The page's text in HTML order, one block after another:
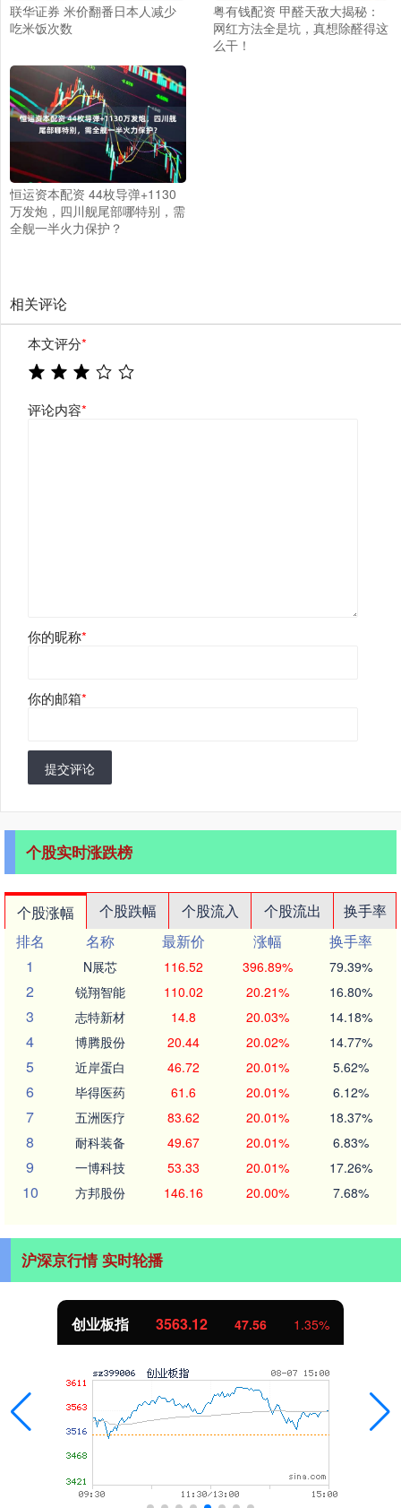
联华证券 米价翻番日本人减少
吃米饭次数
粤有钱配资 甲醛天敌大揭秘：
网红方法全是坑，真想除醛得这
么干！
恒运资本配资 44枚导弹+1130
万发炮，四川舰尾部哪特别，需
全舰一半火力保护？
相关评论
本文评分*
评论内容*
你的昵称*
你的邮箱*
提交评论
个股实时涨跌榜
个股涨幅 个股跌幅 个股流入 个股流出
换手率
排名
名称 最新价 涨幅
换手率
1
N展芯 116.52 396.89% 79.39%
2 锐翔智能 110.02 20.21% 16.80%
3 志特新材 14.8 20.03% 14.18%
4 博腾股份 20.44 20.02% 14.77%
5 近岸蛋白 46.72 20.01% 5.62%
6 毕得医药 61.6 20.01% 6.12%
7 五洲医疗 83.62 20.01% 18.37%
8 耐科装备 49.67 20.01% 6.83%
9 一博科技 53.33 20.01% 17.26%
10 方邦股份 146.16 20.00% 7.68%
沪深京行情 实时轮播
创业板指 3563.12 47.56 1.35%